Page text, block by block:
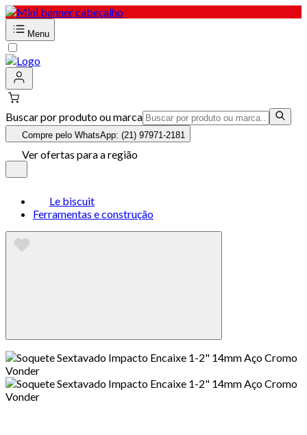
Menu
Buscar por produto ou marca
Compre pelo WhatsApp: (21) 97971-2181
Ver ofertas para a região
Le biscuit
Ferramentas e construção